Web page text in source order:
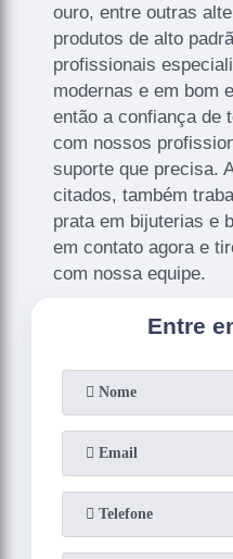
ouro, entre outras
produtos de alto
profissionais
modernas e em bom
então a confiança de
com nossos
suporte que precisa.
citados, também
prata em bijuterias e
em contato agora e
com nossa equipe.
Entre